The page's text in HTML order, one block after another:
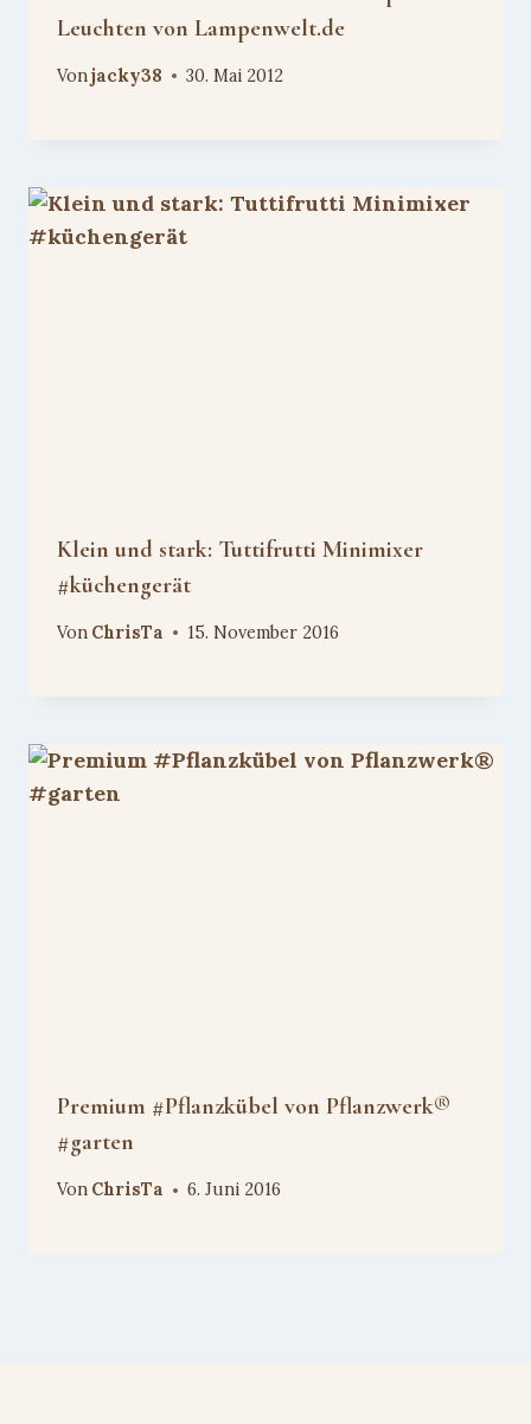
Leuchten von Lampenwelt.de
Vonjacky38 30. Mai 2012
Klein und stark: Tuttifrutti Minimixer
#küchengerät
Von ChrisTa 15. November 2016
Premium #Pflanzkübel von Pflanzwerk®
#garten
Von ChrisTa 6. Juni 2016